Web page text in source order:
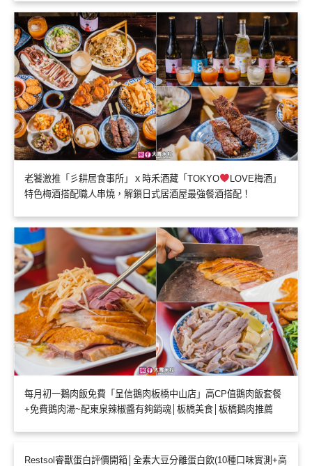
老饕激推「彡耕居食事所」ｘ時禾酒藏「TOKYO
LOVE梅酒」
特色梅酒搭配職人串燒，解鎖日式居酒屋最強餐酒搭配！
每月初一鵝肉飯免費「呈信鵝肉板橋中山店」高CP值鵝肉飯套餐
+免費鵝肉湯~配東泉辣椒醬有夠銷魂│板橋美食│板橋鵝肉推薦
Restsol睿獸蛋白評價開箱│全素大豆分離蛋白飲(10種口味實測+高